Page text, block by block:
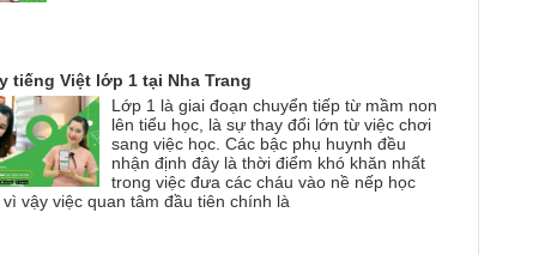
tiếng Việt lớp 1 tại Nha Trang
Lớp 1 là giai đoạn chuyển tiếp từ mầm non
lên tiểu học, là sự thay đổi lớn từ việc chơi
sang việc học. Các bậc phụ huynh đều
nhận định đây là thời điểm khó khăn nhất
trong việc đưa các cháu vào nề nếp học
vậy việc quan tâm đầu tiên chính là